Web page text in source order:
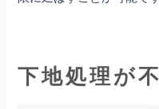
下地処理が